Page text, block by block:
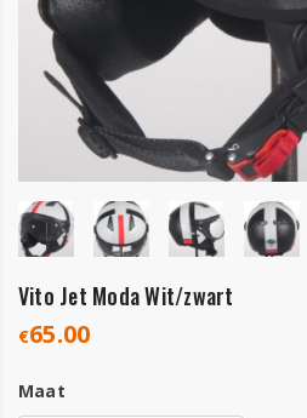
Vito Jet Moda Wit/zwart
€65.00
Maat